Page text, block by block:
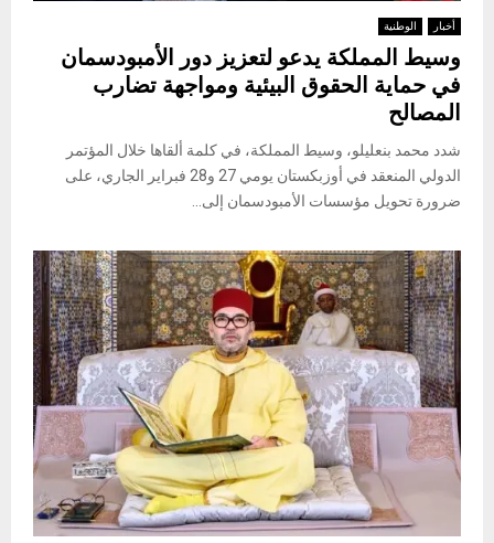
أخبار الوطنية
وسيط المملكة يدعو لتعزيز دور الأمبودسمان
في حماية الحقوق البيئية ومواجهة تضارب
المصالح
شدد محمد بنعليلو، وسيط المملكة، في كلمة ألقاها خلال المؤتمر
الدولي المنعقد في أوزبكستان يومي 27 و28 فبراير الجاري، على
ضرورة تحويل مؤسسات الأمبودسمان إلى...